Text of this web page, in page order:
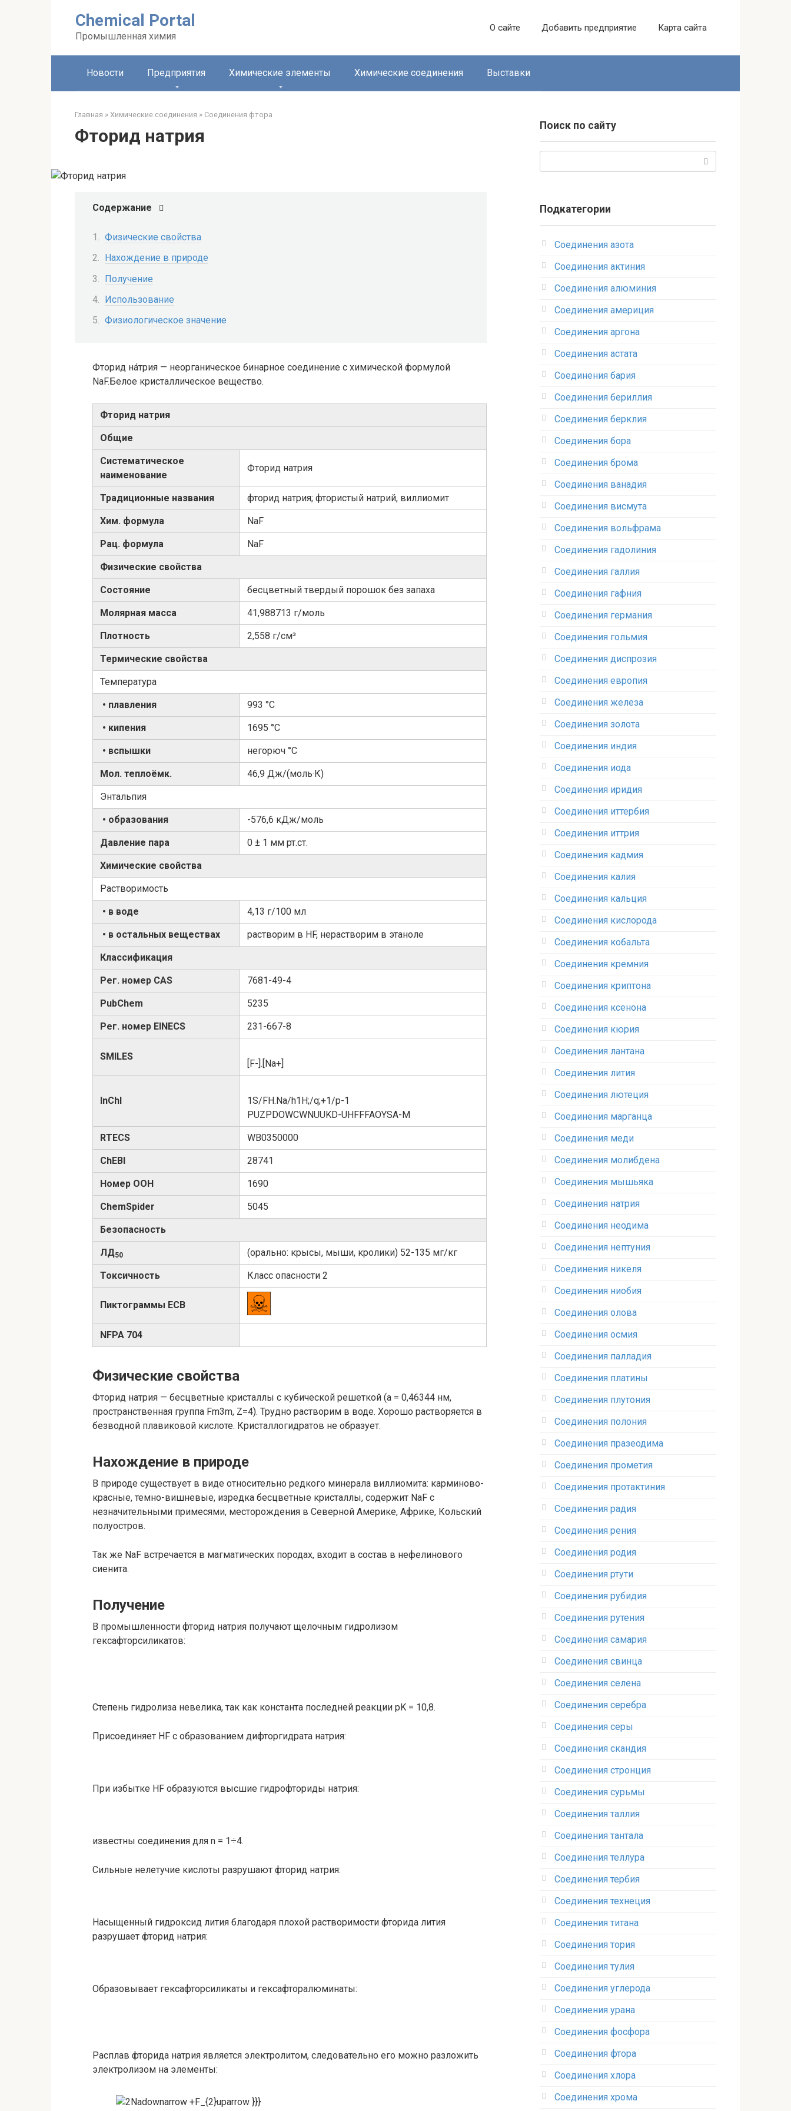
Chemical Portal
Промышленная химия
О сайте Добавить предприятие Карта сайта
Новости Предприятия Химические элементы Химические соединения Выставки
Главная » Химические соединения » Соединения фтора‎
Фторид натрия
Содержание
Физические свойства
Нахождение в природе
Получение
Использование
Физиологическое значение
Фторид нáтрия — неорганическое бинарное соединение с химической формулой
NaF.Белое кристаллическое вещество.
Фторид натрия
Общие
Систематическое
наименование
Фторид натрия
Традиционные названия фторид натрия; фтористый натрий, виллиомит
Хим. формула NaF
Рац. формула NaF
Физические свойства
Состояние бесцветный твердый порошок без запаха
Молярная масса 41,988713 г/моль
Плотность 2,558 г/см³
Термические свойства
Температура
• плавления 993 °C
• кипения 1695 °C
• вспышки негорюч °C
Мол. теплоёмк. 46,9 Дж/(моль·К)
Энтальпия
• образования -576,6 кДж/моль
Давление пара 0 ± 1 мм рт.ст.
Химические свойства
Растворимость
• в воде 4,13 г/100 мл
• в остальных веществах растворим в HF, нерастворим в этаноле
Классификация
Рег. номер CAS 7681-49-4
PubChem 5235
Рег. номер EINECS 231-667-8
SMILES
[F-].[Na+]
InChI
1S/FH.Na/h1H;/q;+1/p-1
PUZPDOWCWNUUKD-UHFFFAOYSA-M
RTECS WB0350000
ChEBI 28741
Номер ООН 1690
ChemSpider 5045
Безопасность
ЛД50 (орально: крысы, мыши, кролики) 52-135 мг/кг
Токсичность Класс опасности 2
Пиктограммы ECB
NFPA 704
Физические свойства
Фторид натрия — бесцветные кристаллы с кубической решеткой (a = 0,46344 нм,
пространственная группа Fm3m, Z=4). Трудно растворим в воде. Хорошо растворяется в
безводной плавиковой кислоте. Кристаллогидратов не образует.
Нахождение в природе
В природе существует в виде относительно редкого минерала виллиомита: карминово-
красные, темно-вишневые, изредка бесцветные кристаллы, содержит NaF с
незначительными примесями, месторождения в Северной Америке, Африке, Кольский
полуостров.
Так же NaF встречается в магматических породах, входит в состав в нефелинового
сиенита.
Получение
В промышленности фторид натрия получают щелочным гидролизом
гексафторсиликатов:
Степень гидролиза невелика, так как константа последней реакции pK = 10,8.
Присоединяет HF с образованием дифторгидрата натрия:
При избытке HF образуются высшие гидрофториды натрия:
известны соединения для n = 1÷4.
Сильные нелетучие кислоты разрушают фторид натрия:
Насыщенный гидроксид лития благодаря плохой растворимости фторида лития
разрушает фторид натрия:
Образовывает гексафторсиликаты и гексафторалюминаты:
Расплав фторида натрия является электролитом, следовательно его можно разложить
электролизом на элементы:
Поиск по сайту
Подкатегории
Соединения азота
Соединения актиния
Соединения алюминия‎
Соединения америция‎
Соединения аргона‎
Соединения астата‎
Соединения бария
Соединения бериллия‎
Соединения берклия
Соединения бора‎
Соединения брома‎
Соединения ванадия‎
Соединения висмута
Соединения вольфрама‎
Соединения гадолиния‎
Соединения галлия‎
Соединения гафния‎
Соединения германия‎
Соединения гольмия‎
Соединения диспрозия‎ ‎
Соединения европия‎
Соединения железа‎
Соединения золота‎
Соединения индия
Соединения иода‎
Соединения иридия
Соединения иттербия‎
Соединения иттрия‎
Соединения кадмия
Соединения калия‎
Соединения кальция
Соединения кислорода‎
Соединения кобальта
Соединения кремния‎
Соединения криптона‎
Соединения ксенона‎
Соединения кюрия
Соединения лантана‎
Соединения лития‎
Соединения лютеция‎
Соединения марганца‎
Соединения меди
Соединения молибдена‎
Соединения мышьяка‎ ‎
Соединения натрия‎
Соединения неодима‎
Соединения нептуния‎
Соединения никеля‎
Соединения ниобия‎
Соединения олова‎
Соединения осмия‎
Соединения палладия‎
Соединения платины‎
Соединения плутония‎
Соединения полония‎
Соединения празеодима‎
Соединения прометия‎
Соединения протактиния‎
Соединения радия‎
Соединения рения‎
Соединения родия‎
Соединения ртути‎
Соединения рубидия‎
Соединения рутения‎
Соединения самария‎
Соединения свинца‎
Соединения селена‎
Соединения серебра‎
Соединения серы‎
Соединения скандия
Соединения стронция‎
Соединения сурьмы
Соединения таллия‎
Соединения тантала‎
Соединения теллура‎
Соединения тербия‎
Соединения технеция‎
Соединения титана
Соединения тория‎
Соединения тулия‎
Соединения углерода‎
Соединения урана‎
Соединения фосфора‎
Соединения фтора‎
Соединения хлора‎
Соединения хрома‎